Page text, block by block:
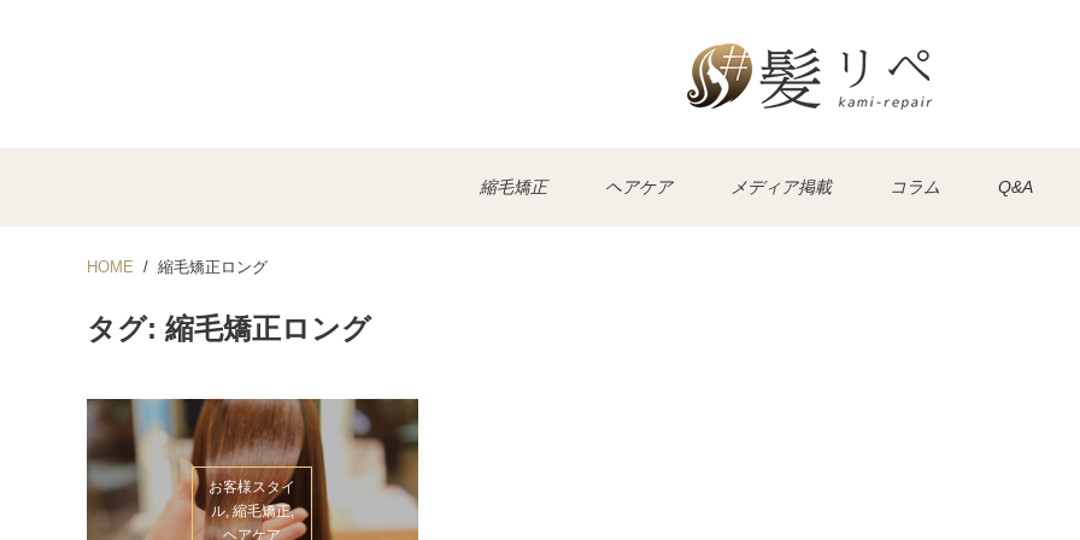
縮毛矯正 ヘアケア メディア掲載 コラム Q&A
HOME 縮毛矯正ロング
タグ: 縮毛矯正ロング
お客様スタイ
ル, 縮毛矯正,
ヘアケア